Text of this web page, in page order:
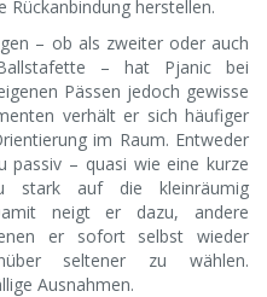
Rückanbindung herstellen.
– ob als zweiter oder auch
– hat Pjanic bei
Pässen jedoch gewisse
verhält er sich häufiger
im Raum. Entweder
passiv – quasi wie eine kurze
auf die kleinräumig
neigt er dazu, andere
er sofort selbst wieder
seltener zu wählen.
Ausnahmen.